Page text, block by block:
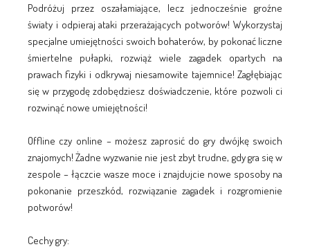
Podróżuj przez oszałamiające, lecz jednocześnie groźne
światy i odpieraj ataki przerażających potworów! Wykorzystaj
specjalne umiejętności swoich bohaterów, by pokonać liczne
śmiertelne pułapki, rozwiąż wiele zagadek opartych na
prawach fizyki i odkrywaj niesamowite tajemnice! Zagłębiając
się w przygodę zdobędziesz doświadczenie, które pozwoli ci
rozwinąć nowe umiejętności!
Offline czy online – możesz zaprosić do gry dwójkę swoich
znajomych! Żadne wyzwanie nie jest zbyt trudne, gdy gra się w
zespole – łączcie wasze moce i znajdujcie nowe sposoby na
pokonanie przeszkód, rozwiązanie zagadek i rozgromienie
potworów!
Cechy gry: